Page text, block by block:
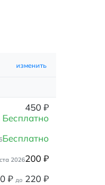
изменить
450 ₽
Бесплатно
Бесплатно
2026200 ₽
₽ до 220 ₽